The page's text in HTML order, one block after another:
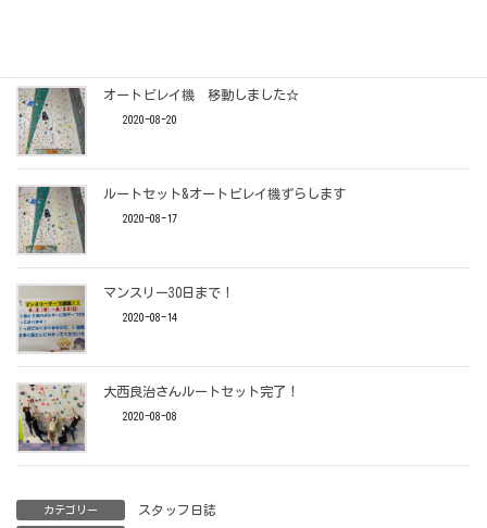
オートビレイ機 移動しました☆
2020-08-20
ルートセット&オートビレイ機ずらします
2020-08-17
マンスリー30日まで！
2020-08-14
大西良治さんルートセット完了！
2020-08-08
カテゴリー スタッフ日誌